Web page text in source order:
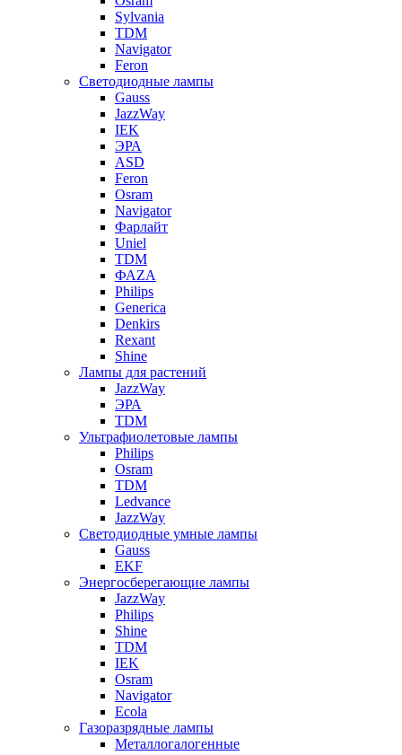
Sylvania
TDM
Navigator
Feron
Светодиодные лампы
Gauss
JazzWay
IEK
ЭРА
ASD
Feron
Osram
Navigator
Фарлайт
Uniel
TDM
ФАZА
Philips
Generica
Denkirs
Rexant
Shine
Лампы для растений
JazzWay
ЭРА
TDM
Ультрафиолетовые лампы
Philips
Osram
TDM
Ledvance
JazzWay
Светодиодные умные лампы
Gauss
EKF
Энергосберегающие лампы
JazzWay
Philips
Shine
TDM
IEK
Osram
Navigator
Ecola
Газоразрядные лампы
Металлогалогенные